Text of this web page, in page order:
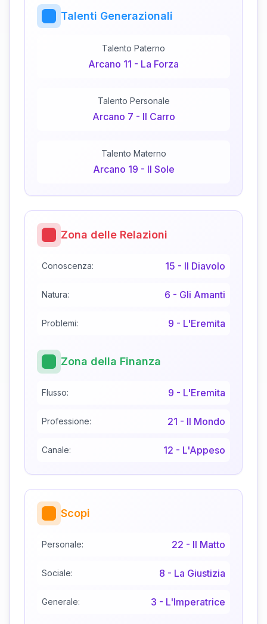
Talenti Generazionali
Talento Paterno
Arcano 11 - La Forza
Talento Personale
Arcano 7 - Il Carro
Talento Materno
Arcano 19 - Il Sole
Zona delle Relazioni
Conoscenza: 15 - Il Diavolo
Natura: 6 - Gli Amanti
Problemi: 9 - L'Eremita
Zona della Finanza
Flusso: 9 - L'Eremita
Professione: 21 - Il Mondo
Canale: 12 - L'Appeso
Scopi
Personale: 22 - Il Matto
Sociale: 8 - La Giustizia
Generale: 3 - L'Imperatrice